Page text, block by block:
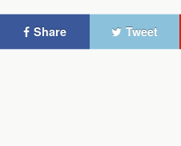
Share Tweet